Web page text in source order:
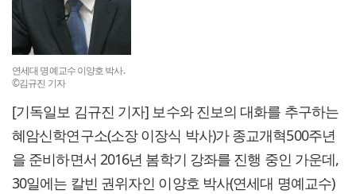
연세대 명예교수 이양호 박사.
©김규진 기자
[기독일보 김규진 기자] 보수와 진보의 대화를 추구하는
혜암신학연구소(소장 이장식 박사)가 종교개혁500주년
을 준비하면서 2016년 봄학기 강좌를 진행 중인 가운데,
30일에는 칼빈 권위자인 이양호 박사(연세대 명예교수)